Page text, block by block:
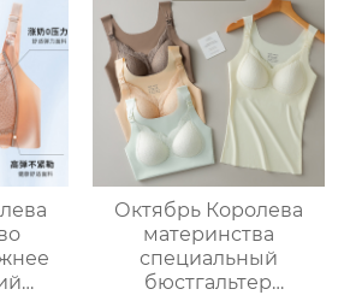
Октябрь Королева
материнства
специальный
бюстгальтер